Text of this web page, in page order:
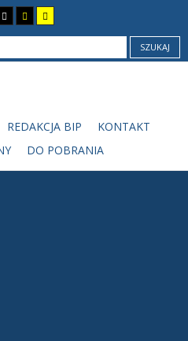
SZUKAJ
REDAKCJA BIP
KONTAKT
DO POBRANIA